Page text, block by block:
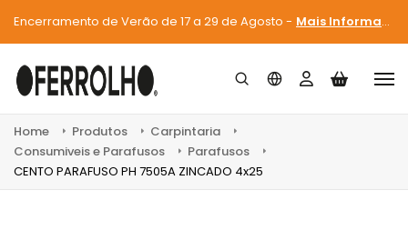
Encerramento de Verão de 17 a 29 de Agosto - Mais Informações
Home Produtos
Carpintaria
Consumiveis e Parafusos
Parafusos
CENTO PARAFUSO PH 7505A ZINCADO 4x25